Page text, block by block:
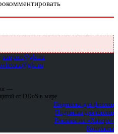
support@glc.ru
—
от DDoS в мире
Подписка для физлиц
Подписка для юрлиц
Реклама на «Хакере»
Контакты